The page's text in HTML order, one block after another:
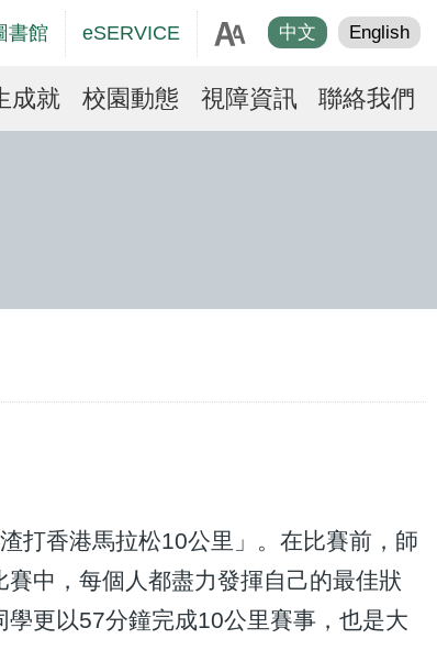
中文 English
書館 eSERVICE
成就 校園動態 視障資訊 聯絡我們
打香港馬拉松10公里」。在比賽前，師
中，每個人都盡力發揮自己的最佳狀
更以57分鐘完成10公里賽事，也是大